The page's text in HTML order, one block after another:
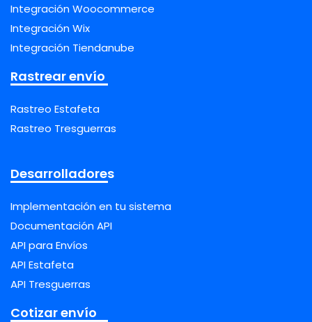
Integración Woocommerce
Integración Wix
Integración Tiendanube
Rastrear envío
Rastreo Estafeta
Rastreo Tresguerras
Desarrolladores
Implementación en tu sistema
Documentación API
API para Envíos
API Estafeta
API Tresguerras
Cotizar envío